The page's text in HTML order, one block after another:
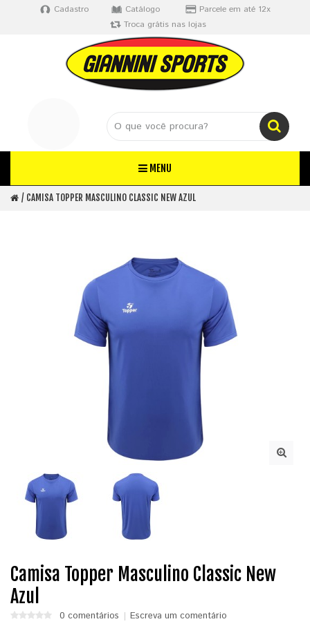
Cadastro Catálogo
Parcele em até 12x
Troca grátis nas lojas
MENU
CAMISA TOPPER MASCULINO CLASSIC NEW AZUL
Camisa Topper Masculino Classic New
Azul
0 comentários Escreva um comentário